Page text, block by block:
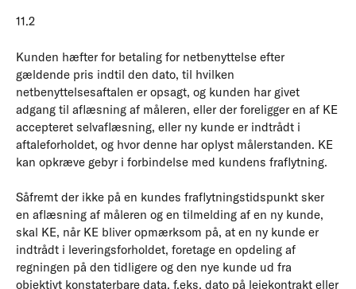
11.2
Kunden hæfter for betaling for netbenyttelse efter
gældende pris indtil den dato, til hvilken
netbenyttelsesaftalen er opsagt, og kunden har givet
adgang til aflæsning af måleren, eller der foreligger en af KE
accepteret selvaflæsning, eller ny kunde er indtrådt i
aftaleforholdet, og hvor denne har oplyst målerstanden. KE
kan opkræve gebyr i forbindelse med kundens fraflytning.
Såfremt der ikke på en kundes fraflytningstidspunkt sker
en aflæsning af måleren og en tilmelding af en ny kunde,
skal KE, når KE bliver opmærksom på, at en ny kunde er
indtrådt i leveringsforholdet, foretage en opdeling af
regningen på den tidligere og den nye kunde ud fra
objektivt konstaterbare data, f.eks. dato på lejekontrakt eller